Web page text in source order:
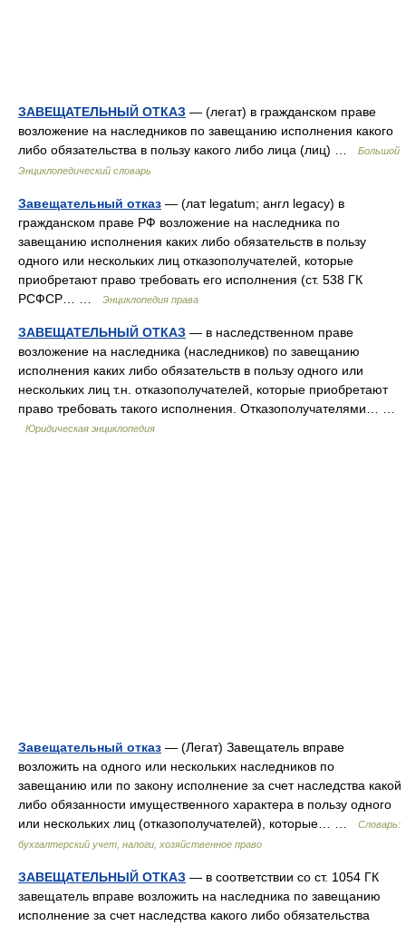
ЗАВЕЩАТЕЛЬНЫЙ ОТКАЗ — (легат) в гражданском праве
возложение на наследников по завещанию исполнения какого
либо обязательства в пользу какого либо лица (лиц) …
Большой
Энциклопедический словарь
Завещательный отказ — (лат legatum; англ legacy) в
гражданском праве РФ возложение на наследника по
завещанию исполнения каких либо обязательств в пользу
одного или нескольких лиц отказополучателей, которые
приобретают право требовать его исполнения (ст. 538 ГК
РСФСР… …
Энциклопедия права
ЗАВЕЩАТЕЛЬНЫЙ ОТКАЗ — в наследственном праве
возложение на наследника (наследников) по завещанию
исполнения каких либо обязательств в пользу одного или
нескольких лиц т.н. отказополучателей, которые приобретают
право требовать такого исполнения. Отказополучателями… …
Юридическая энциклопедия
Завещательный отказ — (Легат) Завещатель вправе
возложить на одного или нескольких наследников по
завещанию или по закону исполнение за счет наследства какой
либо обязанности имущественного характера в пользу одного
или нескольких лиц (отказополучателей), которые… …
Словарь:
бухгалтерский учет, налоги, хозяйственное право
ЗАВЕЩАТЕЛЬНЫЙ ОТКАЗ — в соответствии со ст. 1054 ГК
завещатель вправе возложить на наследника по завещанию
исполнение за счет наследства какого либо обязательства